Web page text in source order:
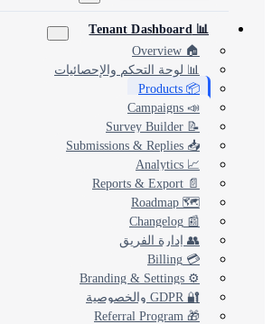
📊 Tenant Dashboard
🏠 Overview
📊 لوحة التحكم والإحصائيات
📦 Products
📣 Campaigns
📝 Survey Builder
📥 Submissions & Replies
📈 Analytics
📄 Reports & Export
🗺️ Roadmap
📰 Changelog
👥 إدارة الفريق
💳 Billing
⚙️ Branding & Settings
🔐 GDPR والخصوصية
🎁 Referral Program